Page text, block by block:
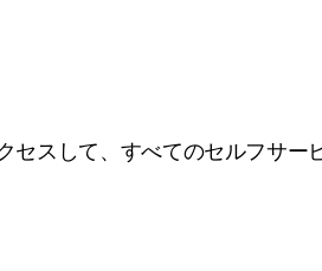
スして、すべてのセルフサー